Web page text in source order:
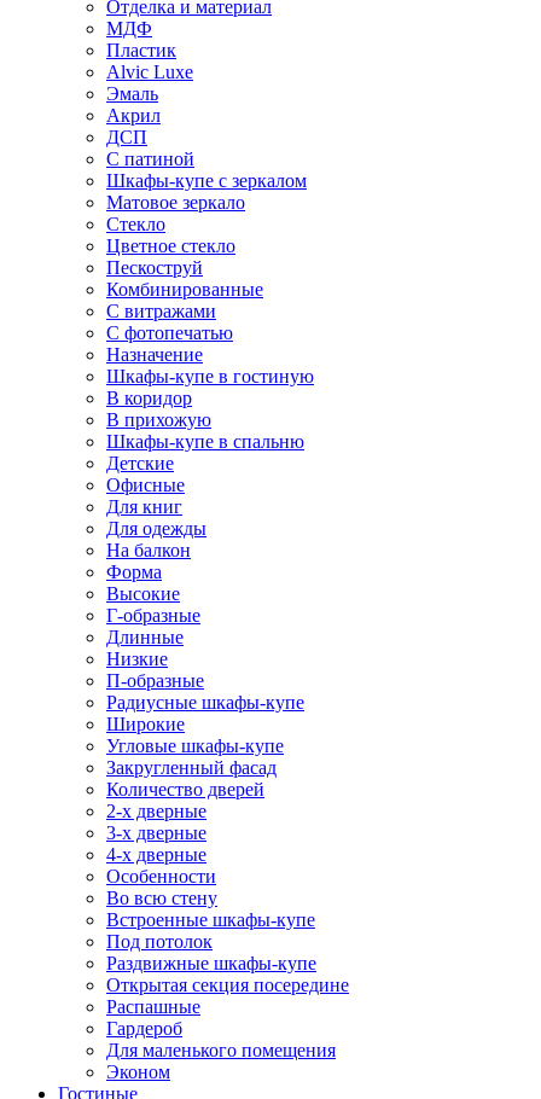
Отделка и материал
МДФ
Пластик
Alvic Luxe
Эмаль
Акрил
ДСП
С патиной
Шкафы-купе с зеркалом
Матовое зеркало
Стекло
Цветное стекло
Пескоструй
Комбинированные
С витражами
С фотопечатью
Назначение
Шкафы-купе в гостиную
В коридор
В прихожую
Шкафы-купе в спальню
Детские
Офисные
Для книг
Для одежды
На балкон
Форма
Высокие
Г-образные
Длинные
Низкие
П-образные
Радиусные шкафы-купе
Широкие
Угловые шкафы-купе
Закругленный фасад
Количество дверей
2-х дверные
3-х дверные
4-х дверные
Особенности
Во всю стену
Встроенные шкафы-купе
Под потолок
Раздвижные шкафы-купе
Открытая секция посередине
Распашные
Гардероб
Для маленького помещения
Эконом
Гостиные